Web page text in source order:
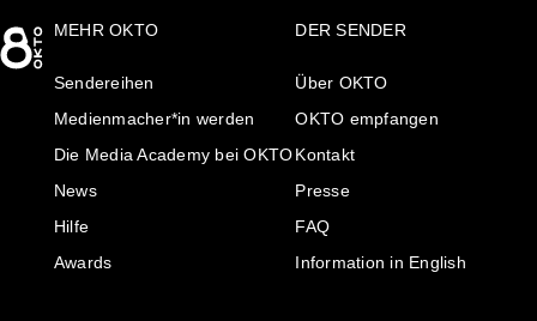
MEHR OKTO
Sendereihen
Medienmacher*in werden
Die Media Academy bei OKTO
News
Hilfe
Awards
DER SENDER
Über OKTO
OKTO empfangen
Kontakt
Presse
FAQ
Information in English